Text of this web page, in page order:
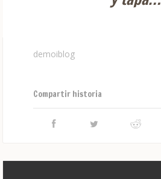
demoiblog
Compartir historia